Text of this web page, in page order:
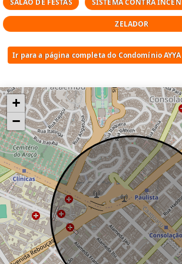
DO EMPREENDIMENTO:
Torre única
1 apartamento por andar
Espaço fitness com pé-direito
Câmeras de segurança nos
acesso e controle
Vagas demarcadas com
dois pontos de carga para
por unidade
Brises desenvolvidos com
para o empreendimento
Jardins suspensos com
distribuída por diversos
Circuito fechado de segurança
Captação de água pluvial para
ZELADOR
Ir para a página completa do Condomínio
+
−